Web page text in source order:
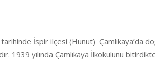
İspir ilçesi (Hunut) Çamlıkaya’da
1939 yılında Çamlıkaya İlkokulunu